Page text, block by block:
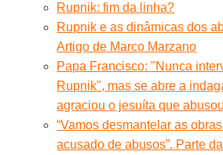
Rupnik: fim da linha?
Rupnik e as dinâmicas dos
Artigo de Marco Marzano
Papa Francisco: "Nunca
Rupnik", mas se abre a
agraciou o jesuíta que
“Vamos desmantelar as
acusado de abusos”. Parte